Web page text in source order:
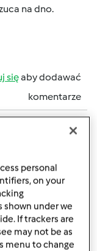
na dno.
sięaby dodawać
komentarze
#4
personal
on your
under we
If trackers are
may not be as
menu to change